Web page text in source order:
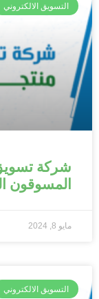
التسويق الالكتروني
شركة تسويق
المسوقون
مايو 8, 2024
التسويق الالكتروني